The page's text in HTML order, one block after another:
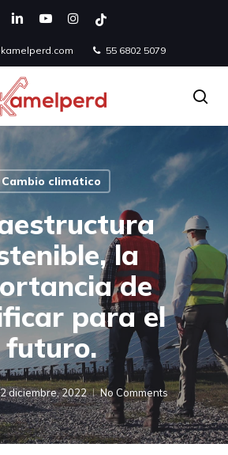
linkedinyoutubeinstagram
tiktok
55 6802 5079
Cambio climático
la
de
para el
futuro.
diciembre, 2022 No Comments